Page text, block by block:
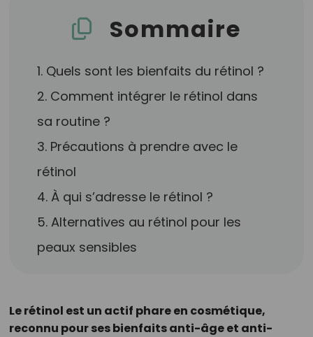
Sommaire
1. Quels sont les bienfaits du rétinol ?
2. Comment intégrer le rétinol dans
sa routine ?
3. Précautions à prendre avec le
rétinol
4. À qui s’adresse le rétinol ?
5. Alternatives au rétinol pour les
peaux sensibles
Le rétinol est un actif phare en cosmétique,
reconnu pour ses bienfaits anti-âge et anti-